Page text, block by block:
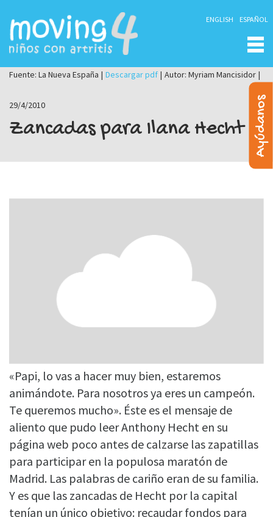
ENGLISH ESPAÑOL
Ayúdanos
Fuente: La Nueva España | Descargar pdf | Autor: Myriam Mancisidor |
29/4/2010
Zancadas para Ilana Hecht
«Papi, lo vas a hacer muy bien, estaremos
animándote. Para nosotros ya eres un campeón.
Te queremos mucho». Éste es el mensaje de
aliento que pudo leer Anthony Hecht en su
página web poco antes de calzarse las zapatillas
para participar en la populosa maratón de
Madrid. Las palabras de cariño eran de su familia.
Y es que las zancadas de Hecht por la capital
tenían un único objetivo: recaudar fondos para